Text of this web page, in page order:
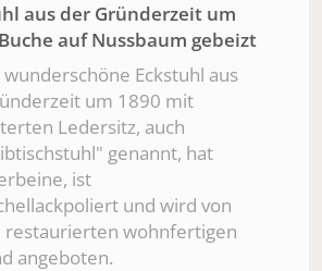
aus der Gründerzeit um
auf Nussbaum gebeizt
Eckstuhl aus
um 1890 mit
Ledersitz, auch
genannt, hat
ist
und wird von
restaurierten wohnfertigen
angeboten.